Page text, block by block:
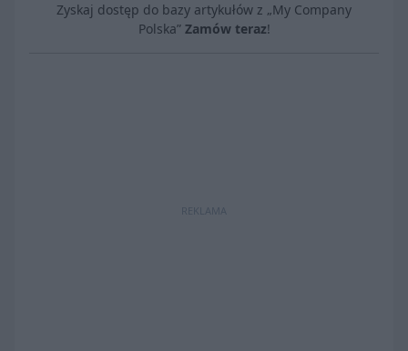
Zyskaj dostęp do bazy artykułów z „My Company
Polska” Zamów teraz!
REKLAMA